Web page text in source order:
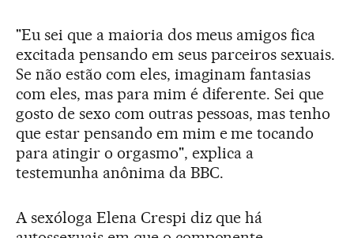
"Eu sei que a maioria dos meus amigos fica
excitada pensando em seus parceiros sexuais.
Se não estão com eles, imaginam fantasias
com eles, mas para mim é diferente. Sei que
gosto de sexo com outras pessoas, mas tenho
que estar pensando em mim e me tocando
para atingir o orgasmo", explica a
testemunha anônima da BBC.
A sexóloga Elena Crespi diz que há